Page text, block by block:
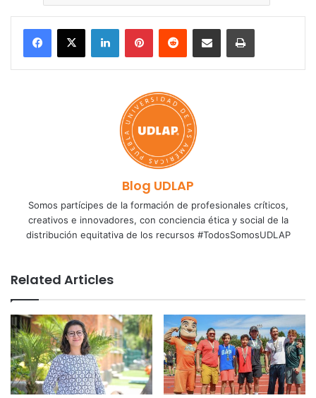
LinkedInPinterestReddit Share via Email Print
Blog UDLAP
Somos partícipes de la formación de profesionales críticos,
creativos e innovadores, con conciencia ética y social de la
distribución equitativa de los recursos #TodosSomosUDLAP
Related Articles